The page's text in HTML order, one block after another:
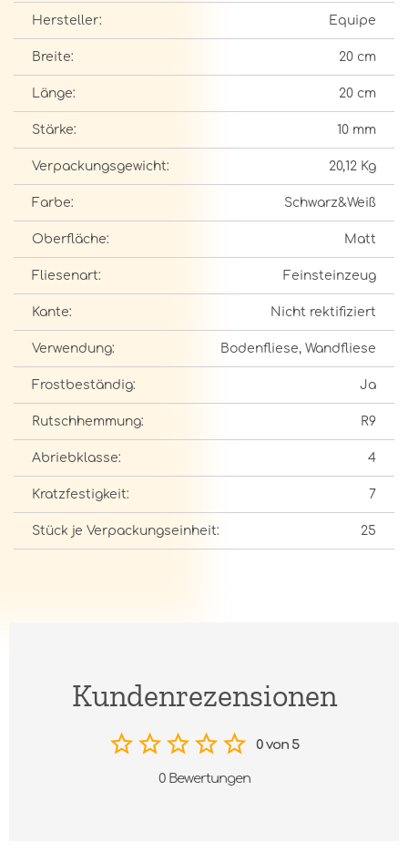
Hersteller: Equipe
Breite: 20 cm
Länge: 20 cm
Stärke: 10 mm
Verpackungsgewicht: 20,12 Kg
Farbe: Schwarz&Weiß
Oberfläche: Matt
Fliesenart: Feinsteinzeug
Kante: Nicht rektifiziert
Verwendung: Bodenfliese, Wandfliese
Frostbeständig: Ja
Rutschhemmung: R9
Abriebklasse: 4
Kratzfestigkeit: 7
Stück je Verpackungseinheit: 25
Kundenrezensionen
0 von 5
0 Bewertungen